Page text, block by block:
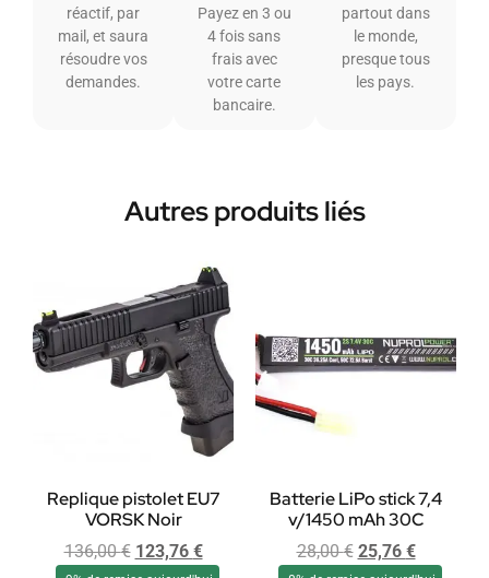
réactif, par
mail, et saura
résoudre vos
demandes.
Payez en 3 ou
4 fois sans
frais avec
votre carte
bancaire.
partout dans
le monde,
presque tous
les pays.
Autres produits liés
Replique pistolet EU7
VORSK Noir
136,00€ 123,76 €
Batterie LiPo stick 7,4
v/1450 mAh 30C
28,00€ 25,76 €